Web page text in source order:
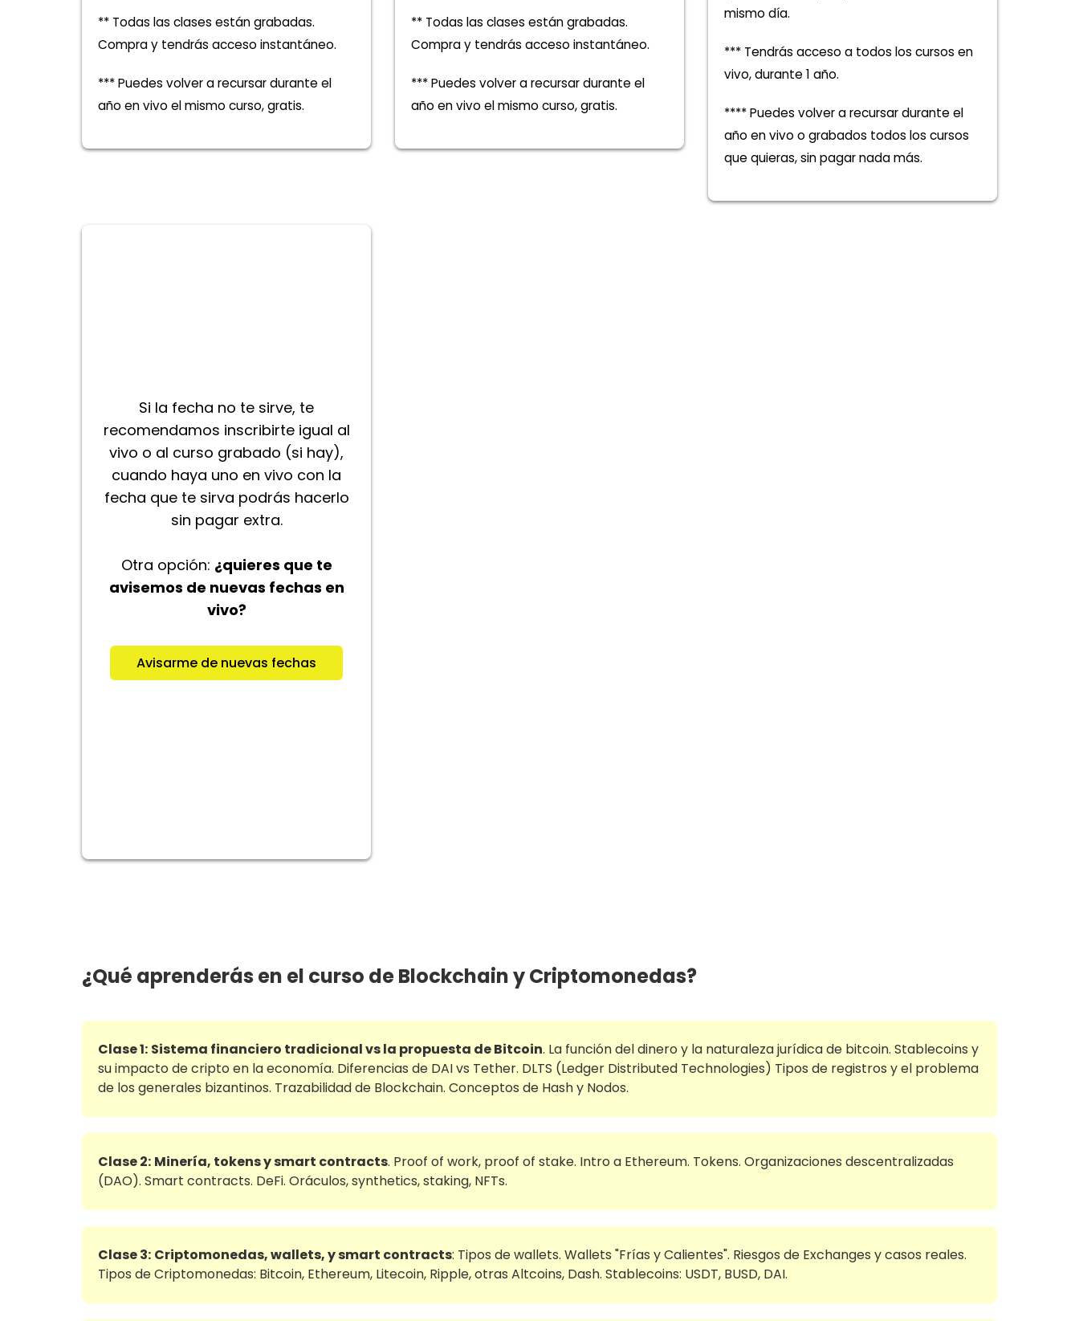
** Todas las clases están grabadas.
Compra y tendrás acceso instantáneo.
*** Puedes volver a recursar durante el
año en vivo el mismo curso, gratis.
** Todas las clases están grabadas.
Compra y tendrás acceso instantáneo.
*** Puedes volver a recursar durante el
año en vivo el mismo curso, gratis.
mismo día.
*** Tendrás acceso a todos los cursos en
vivo, durante 1 año.
**** Puedes volver a recursar durante el
año en vivo o grabados todos los cursos
que quieras, sin pagar nada más.
Si la fecha no te sirve, te
recomendamos inscribirte igual al
vivo o al curso grabado (si hay),
cuando haya uno en vivo con la
fecha que te sirva podrás hacerlo
sin pagar extra.
Otra opción: ¿quieres que te
avisemos de nuevas fechas en
vivo?
Avisarme de nuevas fechas
¿Qué aprenderás en el curso de Blockchain y Criptomonedas?
Clase 1: Sistema financiero tradicional vs la propuesta de Bitcoin. La función del dinero y la naturaleza jurídica de bitcoin. Stablecoins y
su impacto de cripto en la economía. Diferencias de DAI vs Tether. DLTS (Ledger Distributed Technologies) Tipos de registros y el problema
de los generales bizantinos. Trazabilidad de Blockchain. Conceptos de Hash y Nodos.
Clase 2: Minería, tokens y smart contracts. Proof of work, proof of stake. Intro a Ethereum. Tokens. Organizaciones descentralizadas
(DAO). Smart contracts. DeFi. Oráculos, synthetics, staking, NFTs.
Clase 3: Criptomonedas, wallets, y smart contracts: Tipos de wallets. Wallets "Frías y Calientes". Riesgos de Exchanges y casos reales.
Tipos de Criptomonedas: Bitcoin, Ethereum, Litecoin, Ripple, otras Altcoins, Dash. Stablecoins: USDT, BUSD, DAI.